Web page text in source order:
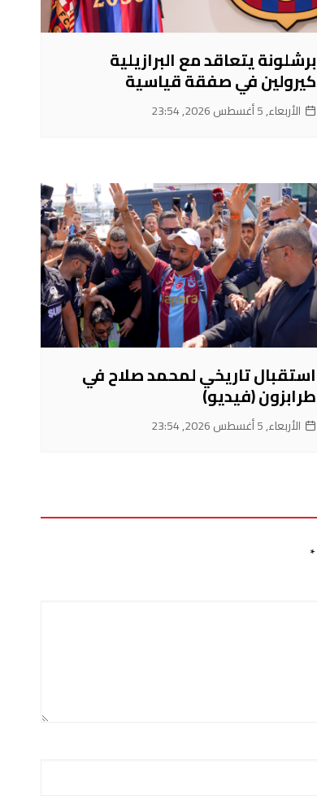
برشلونة يتعاقد مع البرازيلية
كيرولين في صفقة قياسية
الأربعاء, 5 أغسطس 2026, 23:54
استقبال تاريخي لمحمد صلاح في
طرابزون (فيديو)
الأربعاء, 5 أغسطس 2026, 23:54
*